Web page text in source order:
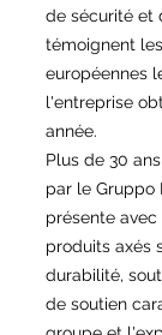
de sécurité et
témoignent
européennes
l'entreprise
année.
Plus de 30
par le Gruppo
présente
produits axés
durabilité,
de soutien